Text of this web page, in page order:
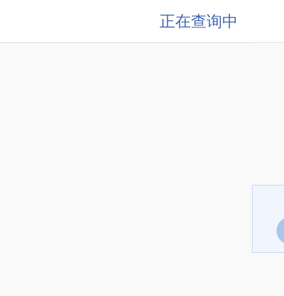
正在查询中